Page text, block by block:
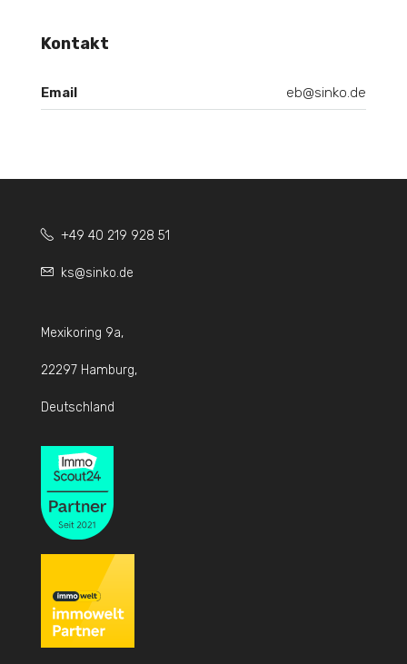
Kontakt
Email eb@sinko.de
+49 40 219 928 51
ks@sinko.de
Mexikoring 9a,
22297 Hamburg,
Deutschland